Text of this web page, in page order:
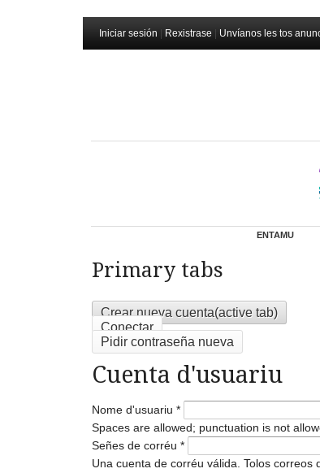
Iniciar sesión Rexistrase Unvíanos les tos
ENTAMU
Primary tabs
Crear nueva cuenta(active tab)
Conectar
Pidir contraseña nueva
Cuenta d'usuariu
Nome d'usuariu *
Spaces are allowed; punctuation is not
Señes de corréu *
Una cuenta de corréu válida. Tolos